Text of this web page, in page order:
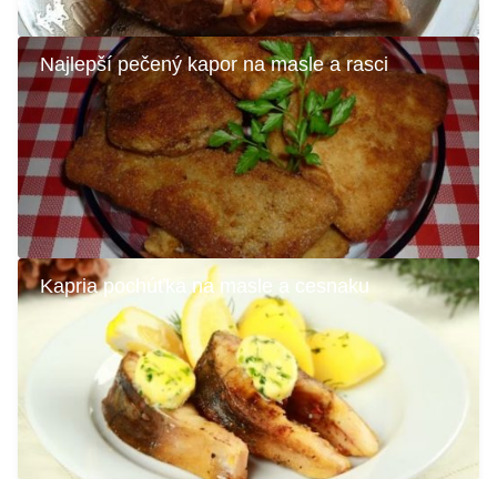
Najlepší pečený kapor na masle a rasci
Kapria pochúťka na masle a cesnaku